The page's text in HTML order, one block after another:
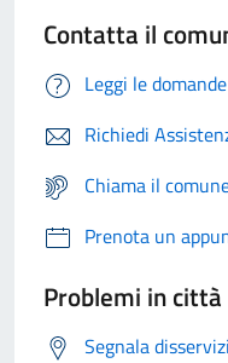
Contatta il
Leggi le
Richiedi
Chiama il
Prenota un
Problemi in città
Segnala